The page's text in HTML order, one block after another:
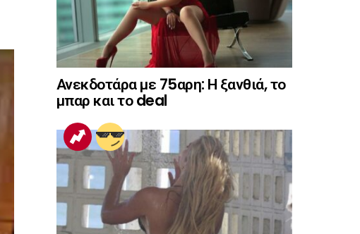
Ανεκδοτάρα με 75αρη: Η ξανθιά, το
μπαρ και το deal